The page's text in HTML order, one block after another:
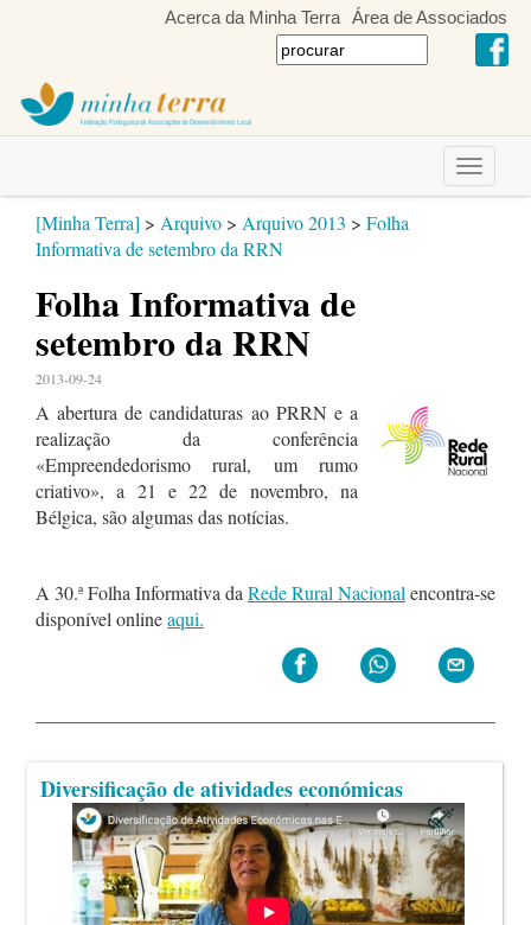
Acerca da Minha Terra Área de Associados
Toggle
[Minha Terra] > Arquivo > Arquivo 2013 > Folha
Informativa de setembro da RRN
Folha Informativa de
setembro da RRN
2013-09-24
A abertura de candidaturas ao PRRN e a
realização da conferência
«Empreendedorismo rural, um rumo
criativo», a 21 e 22 de novembro, na
Bélgica, são algumas das notícias.
A 30.ª Folha Informativa da Rede Rural Nacional encontra-se
disponível onlineaqui.
Diversificação de atividades económicas